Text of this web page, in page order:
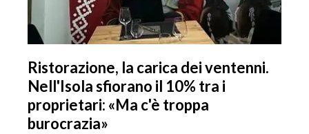
Ristorazione, la carica dei ventenni.
Nell'Isola sfiorano il 10% tra i
proprietari: «Ma c'è troppa
burocrazia»